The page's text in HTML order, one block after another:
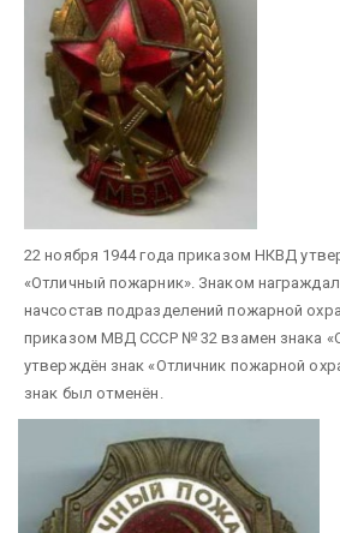
22 ноября 1944 года приказом НКВД
«Отличный пожарник». Знаком
начсостав подразделений пожарной
приказом МВД СССР № 32 взамен знака
утверждён знак «Отличник пожарной
знак был отменён.